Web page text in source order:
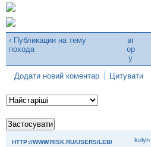
‹ Публикации на тему
похода
вг
ор
у
Додати новий коментар Цитувати
HTTP://WWW.RISK.RU/USERS/LEB/ kelyn